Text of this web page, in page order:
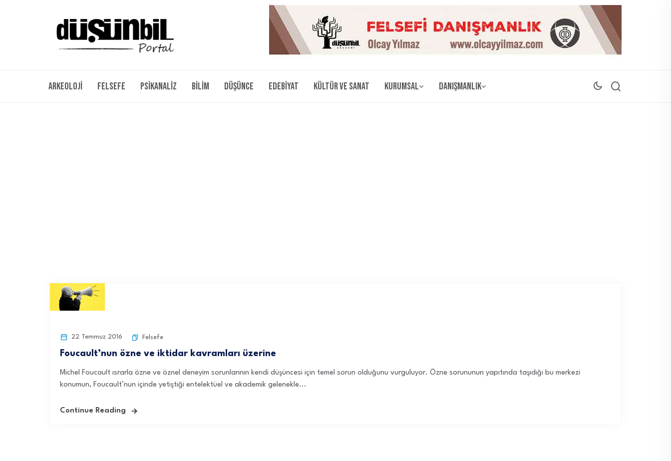
Arkeoloji Felsefe Psikanaliz Bilim Düşünce Edebiyat Kültür ve Sanat Kurumsal Danışmanlık
22 Temmuz 2016 Felsefe
Foucault’nun özne ve iktidar kavramları üzerine
Michel Foucault ısrarla özne ve öznel deneyim sorunlarının kendi düşüncesi için temel sorun olduğunu vurguluyor. Özne sorununun yapıtında taşıdığı bu merkezi
konumun, Foucault’nun içinde yetiştiği entelektüel ve akademik gelenekle...
Continue Reading